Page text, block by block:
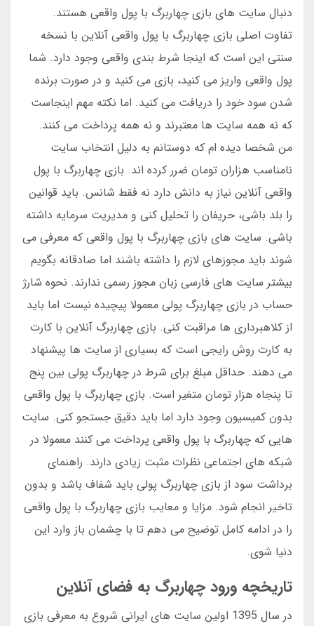
دنبال سایت های بازی چهاربرگ با پول واقعی هستند.
تفاوت اصلی بازی چهاربرگ با پول واقعی آنلاین با نسخه
سنتی این است که اینجا شرط بندی واقعی وجود دارد. شما
پول واقعی واریز می کنید، بازی می کنید و در صورت برنده
شدن سود خود را دریافت می کنید. اما نکته مهم اینجاست
که نه همه سایت ها معتبرند و نه همه پرداخت می کنند.
من شخصا دیده ام که دوستانم به دلیل انتخاب سایت
نامناسب هزاران تومان ضرر کرده اند. بازی چهاربرگ با پول
واقعی آنلاین نیاز به دانش دارد نه فقط شانس. باید قوانین
را بلد باشی، حریفان را تحلیل کنی و مدیریت سرمایه داشته
باشی. سایت های بازی چهاربرگ با پول واقعی که معرفی می
شوند باید مجوزهای لازم را داشته باشند اما صادقانه بگویم
بیشتر سایت های فارسی زبان مجوز رسمی ندارند. نحوه شارژ
حساب در بازی چهاربرگ پولی معمولا پیچیده نیست اما باید
از کلاهبرداری ها مراقبت کنی. بازی چهاربرگ آنلاین با کارت
به کارت روش رایجی است که بسیاری از سایت ها پیشنهاد
می دهند. حداقل مبلغ برای شرط در چهاربرگ پولی بین پنج
تا پنجاه هزار تومان متغیر است. بازی چهاربرگ با پول واقعی
بدون کمیسیون وجود دارد اما باید دقیق جستجو کنی. سایت
هایی که چهاربرگ با پول واقعی پرداخت می کنند معمولا در
شبکه های اجتماعی نظرات مثبت زیادی دارند. راهنمای
برداشت سود از بازی چهاربرگ پولی باید شفاف باشد و بدون
تاخیر انجام شود. مزایا و معایب بازی چهاربرگ با پول واقعی
را در ادامه کامل توضیح می دهم تا با چشمان باز وارد این
دنیا شوی.
تاریخچه ورود چهاربرگ به فضای آنلاین
در سال 1395 اولین سایت های ایرانی شروع به معرفی بازی